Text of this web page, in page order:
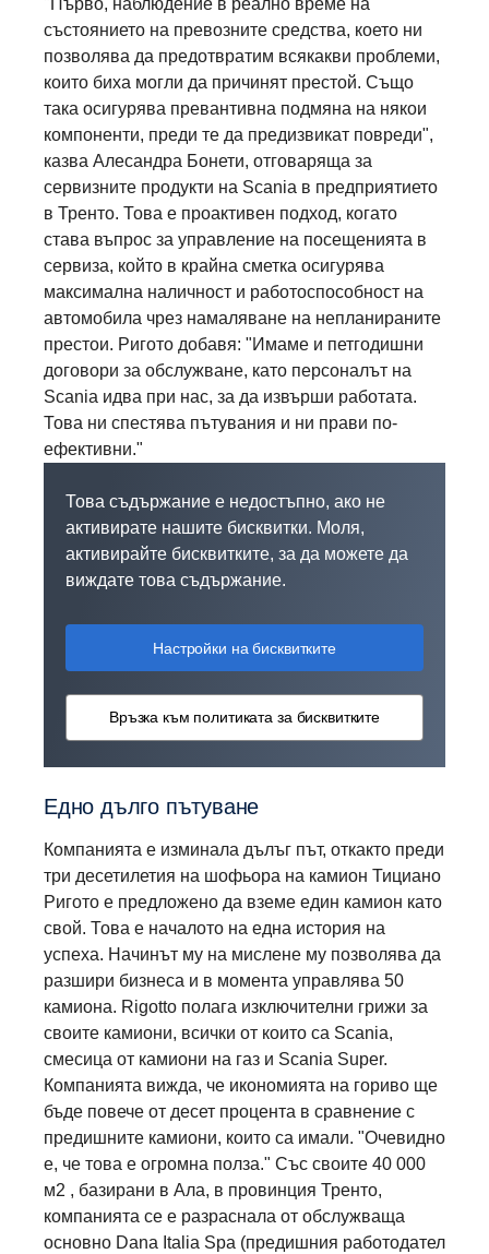
състоянието на превозните средства, което ни
позволява да предотвратим всякакви проблеми,
които биха могли да причинят престой. Също
така осигурява превантивна подмяна на някои
компоненти, преди те да предизвикат повреди",
казва Алесандра Бонети, отговаряща за
сервизните продукти на Scania в предприятието
в Тренто. Това е проактивен подход, когато
става въпрос за управление на посещенията в
сервиза, който в крайна сметка осигурява
максимална наличност и работоспособност на
автомобила чрез намаляване на непланираните
престои. Ригото добавя: "Имаме и петгодишни
договори за обслужване, като персоналът на
Scania идва при нас, за да извърши работата.
Това ни спестява пътувания и ни прави по-
ефективни."
Това съдържание е недостъпно, ако не
активирате нашите бисквитки. Моля,
активирайте бисквитките, за да можете да
виждате това съдържание.
Настройки на бисквитките
Връзка към политиката за бисквитките
Едно дълго пътуване
Компанията е изминала дълъг път, откакто преди
три десетилетия на шофьора на камион Тициано
Ригото е предложено да вземе един камион като
свой. Това е началото на една история на
успеха. Начинът му на мислене му позволява да
разшири бизнеса и в момента управлява 50
камиона. Rigotto полага изключителни грижи за
своите камиони, всички от които са Scania,
смесица от камиони на газ и Scania Super.
Компанията вижда, че икономията на гориво ще
бъде повече от десет процента в сравнение с
предишните камиони, които са имали. "Очевидно
е, че това е огромна полза." Със своите 40 000
м2 , базирани в Ала, в провинция Тренто,
компанията се е разраснала от обслужваща
основно Dana Italia Spa (предишния работодател